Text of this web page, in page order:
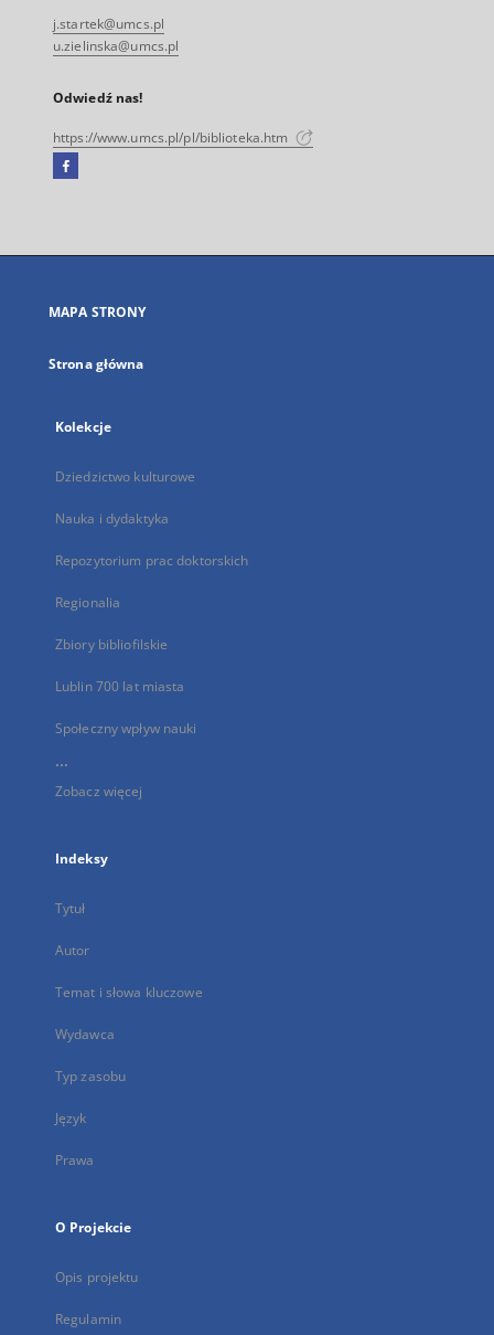
j.startek@umcs.pl
u.zielinska@umcs.pl
Odwiedź nas!
https://www.umcs.pl/pl/biblioteka.htm
Facebook
się
karcie
MAPA STRONY
Strona główna
Kolekcje
Dziedzictwo kulturowe
Nauka i dydaktyka
Repozytorium prac doktorskich
Regionalia
Zbiory bibliofilskie
Lublin 700 lat miasta
Społeczny wpływ nauki
...
Zobacz więcej
Indeksy
Tytuł
Autor
Temat i słowa kluczowe
Wydawca
Typ zasobu
Język
Prawa
O Projekcie
Opis projektu
Regulamin